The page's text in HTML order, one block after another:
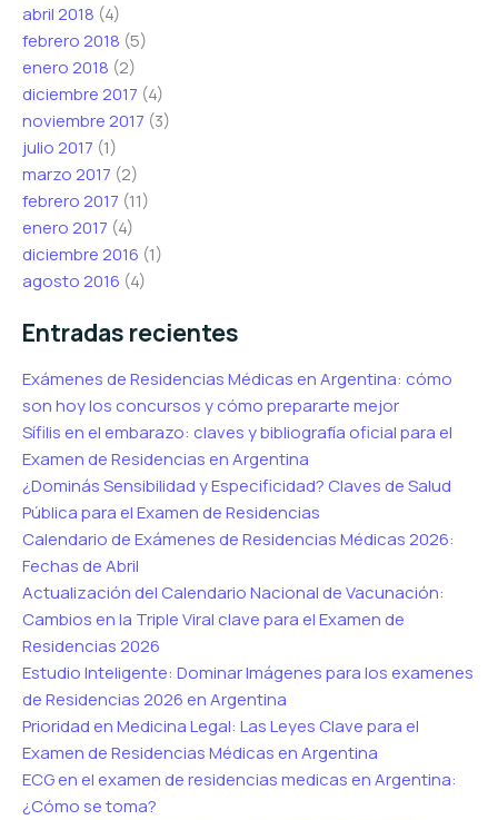
abril 2018 (4)
febrero 2018 (5)
enero 2018 (2)
diciembre 2017 (4)
noviembre 2017 (3)
julio 2017 (1)
marzo 2017 (2)
febrero 2017 (11)
enero 2017 (4)
diciembre 2016 (1)
agosto 2016 (4)
Entradas recientes
Exámenes de Residencias Médicas en Argentina: cómo
son hoy los concursos y cómo prepararte mejor
Sífilis en el embarazo: claves y bibliografía oficial para el
Examen de Residencias en Argentina
¿Dominás Sensibilidad y Especificidad? Claves de Salud
Pública para el Examen de Residencias
Calendario de Exámenes de Residencias Médicas 2026:
Fechas de Abril
Actualización del Calendario Nacional de Vacunación:
Cambios en la Triple Viral clave para el Examen de
Residencias 2026
Estudio Inteligente: Dominar Imágenes para los examenes
de Residencias 2026 en Argentina
Prioridad en Medicina Legal: Las Leyes Clave para el
Examen de Residencias Médicas en Argentina
ECG en el examen de residencias medicas en Argentina:
¿Cómo se toma?